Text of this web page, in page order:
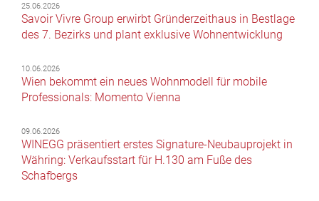
25.06.2026
Savoir Vivre Group erwirbt Gründerzeithaus in Bestlage
des 7. Bezirks und plant exklusive Wohnentwicklung
10.06.2026
Wien bekommt ein neues Wohnmodell für mobile
Professionals: Momento Vienna
09.06.2026
WINEGG präsentiert erstes Signature-Neubauprojekt in
Währing: Verkaufsstart für H.130 am Fuße des
Schafbergs